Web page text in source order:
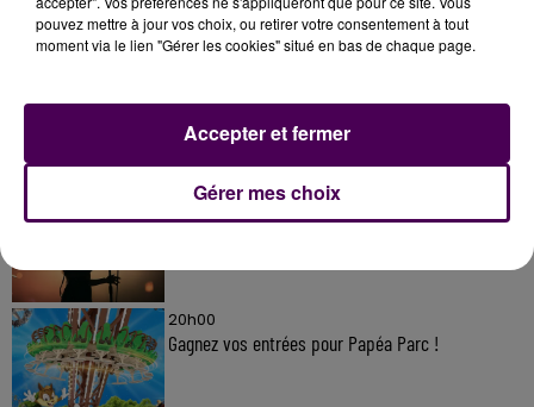
À LA UNE
Gagnez vos pass pour le V and B Fest' 2026 !
11 juillet 2026
Inscrivez-vous au casting The Voice & The Voice
20h00
Gagnez vos entrées pour Papéa Parc !
pouvez mettre à jour vos choix, ou retirer votre consentement à tout
moment via le lien "Gérer les cookies" situé en bas de chaque page.
Gérer mes choix
Accepter et fermer